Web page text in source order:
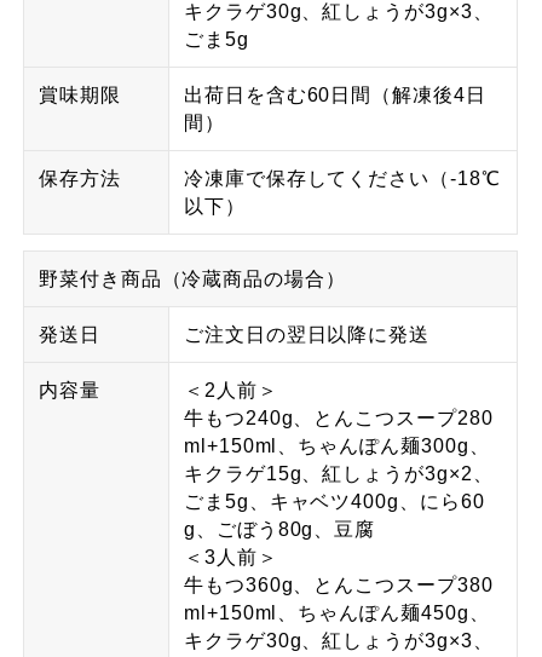
キクラゲ30g、紅しょうが3g×3、
ごま5g
賞味期限
出荷日を含む60日間（解凍後4日
間）
保存方法
冷凍庫で保存してください（-18℃
以下）
野菜付き商品（冷蔵商品の場合）
発送日 ご注文日の翌日以降に発送
内容量
＜2人前＞
牛もつ240g、とんこつスープ280
ml+150ml、ちゃんぽん麺300g、
キクラゲ15g、紅しょうが3g×2、
ごま5g、キャベツ400g、にら60
g、ごぼう80g、豆腐
＜3人前＞
牛もつ360g、とんこつスープ380
ml+150ml、ちゃんぽん麺450g、
キクラゲ30g、紅しょうが3g×3、